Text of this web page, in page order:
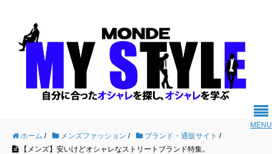
MENU
ホーム / メンズファッション / ブランド・通販サイト /
【メンズ】安いけどオシャレなストリートブランド特集。